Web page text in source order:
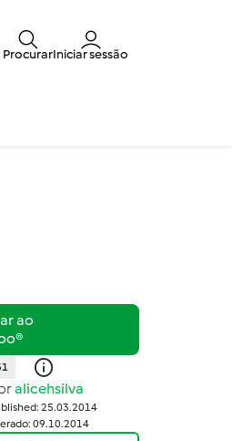
ProcurarIniciar sessão
alicehsilva
25.03.2014
09.10.2014